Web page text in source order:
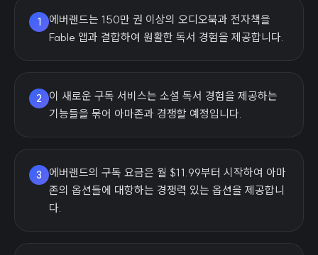
1
에버랜드는 150만 권 이상의 오디오북과 전자책을
Fable 앱과 결합하여 원활한 독서 경험을 제공합니다.
2
이 새로운 구독 서비스는 소셜 독서 경험을 제공하는
기능들을 묶어 아마존과 경쟁할 예정입니다.
3
에버랜드의 구독 요금은 월 $11.99부터 시작하여 아마
존의 옵션들에 대항하는 경쟁력 있는 옵션을 제공합니
다.